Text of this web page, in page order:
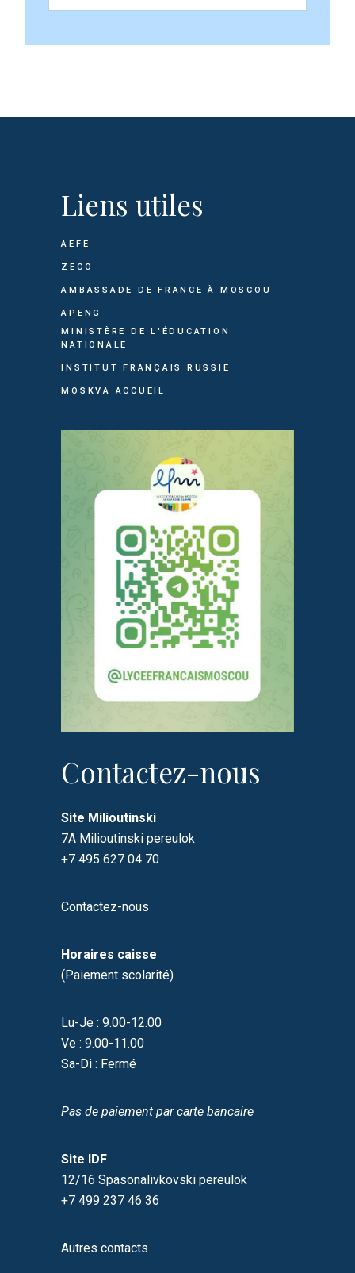
Liens utiles
AEFE
ZECO
AMBASSADE DE FRANCE À MOSCOU
APENG
MINISTÈRE DE L'ÉDUCATION
NATIONALE
INSTITUT FRANÇAIS RUSSIE
MOSKVA ACCUEIL
Contactez-nous
Site Milioutinski
7A Milioutinski pereulok
+7 495 627 04 70
Contactez-nous
Horaires caisse
(Paiement scolarité)
Lu-Je : 9.00-12.00
Ve : 9.00-11.00
Sa-Di : Fermé
Pas de paiement par carte bancaire
Site IDF
12/16 Spasonalivkovski pereulok
+7 499 237 46 36
Autres contacts